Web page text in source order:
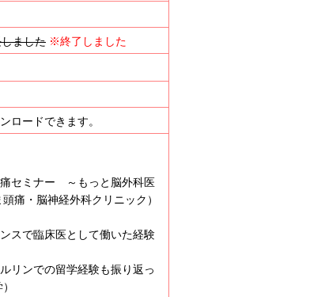
ました ※終了しました
ロードできます。
痛セミナー ～もっと脳外科医
痛・脳神経外科クリニック）
スで臨床医として働いた経験
リンでの留学経験も振り返っ